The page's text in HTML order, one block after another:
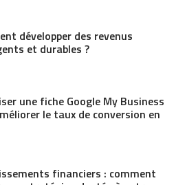
développer des revenus
et durables ?
une fiche Google My Business
le taux de conversion en
financiers : comment